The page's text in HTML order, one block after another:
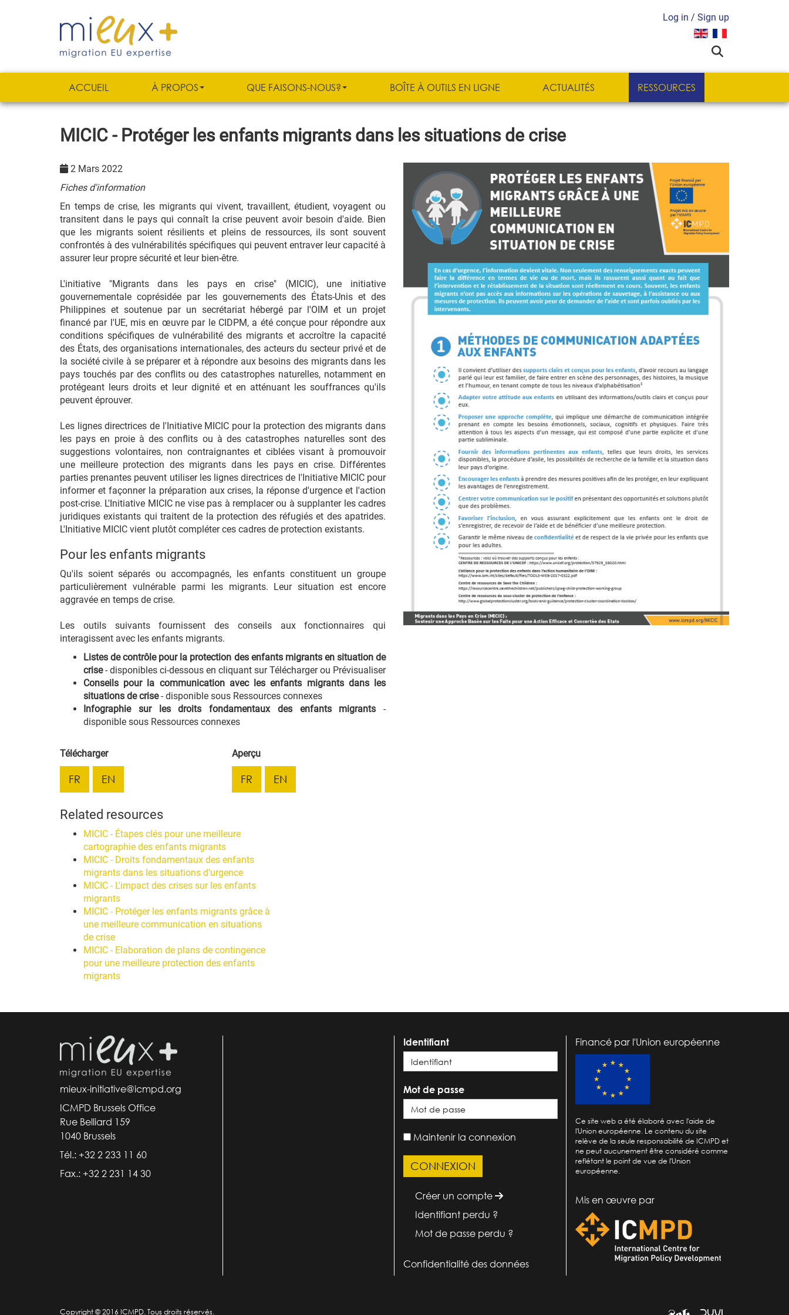
Log in / Sign up
Sélectionnez votre langue
ACCUEIL À PROPOS QUE FAISONS-NOUS? BOÎTE À OUTILS EN LIGNE ACTUALITÉS RESSOURCES
MICIC - Protéger les enfants migrants dans les situations de crise
2 Mars 2022
Fiches d'information
En temps de crise, les migrants qui vivent, travaillent, étudient, voyagent ou
transitent dans le pays qui connaît la crise peuvent avoir besoin d'aide. Bien
que les migrants soient résilients et pleins de ressources, ils sont souvent
confrontés à des vulnérabilités spécifiques qui peuvent entraver leur capacité à
assurer leur propre sécurité et leur bien-être.
L'initiative "Migrants dans les pays en crise" (MICIC), une initiative
gouvernementale coprésidée par les gouvernements des États-Unis et des
Philippines et soutenue par un secrétariat hébergé par l'OIM et un projet
financé par l'UE, mis en œuvre par le CIDPM, a été conçue pour répondre aux
conditions spécifiques de vulnérabilité des migrants et accroître la capacité
des États, des organisations internationales, des acteurs du secteur privé et de
la société civile à se préparer et à répondre aux besoins des migrants dans les
pays touchés par des conflits ou des catastrophes naturelles, notamment en
protégeant leurs droits et leur dignité et en atténuant les souffrances qu'ils
peuvent éprouver.
Les lignes directrices de l'Initiative MICIC pour la protection des migrants dans
les pays en proie à des conflits ou à des catastrophes naturelles sont des
suggestions volontaires, non contraignantes et ciblées visant à promouvoir
une meilleure protection des migrants dans les pays en crise. Différentes
parties prenantes peuvent utiliser les lignes directrices de l'Initiative MICIC pour
informer et façonner la préparation aux crises, la réponse d'urgence et l'action
post-crise. L'Initiative MICIC ne vise pas à remplacer ou à supplanter les cadres
juridiques existants qui traitent de la protection des réfugiés et des apatrides.
L'Initiative MICIC vient plutôt compléter ces cadres de protection existants.
Pour les enfants migrants
Qu'ils soient séparés ou accompagnés, les enfants constituent un groupe
particulièrement vulnérable parmi les migrants. Leur situation est encore
aggravée en temps de crise.
Les outils suivants fournissent des conseils aux fonctionnaires qui
interagissent avec les enfants migrants.
Listes de contrôle pour la protection des enfants migrants en situation de
crise- disponibles ci-dessous en cliquant sur Télécharger ou Prévisualiser
Conseils pour la communication avec les enfants migrants dans les
situations de crise- disponible sous Ressources connexes
Infographie sur les droits fondamentaux des enfants migrants -
disponible sous Ressources connexes
Télécharger
FR EN
Aperçu
FR EN
Related resources
MICIC - Étapes clés pour une meilleure
cartographie des enfants migrants
MICIC - Droits fondamentaux des enfants
migrants dans les situations d'urgence
MICIC - L'impact des crises sur les enfants
migrants
MICIC - Protéger les enfants migrants grâce à
une meilleure communication en situations
de crise
MICIC - Elaboration de plans de contingence
pour une meilleure protection des enfants
migrants
mieux-initiative@icmpd.org
ICMPD Brussels Office
Rue Belliard 159
1040 Brussels
Tél.: +32 2 233 11 60
Fax.: +32 2 231 14 30
Identifiant
Mot de passe
Maintenir la connexion
Créer un compte
Identifiant perdu ?
Mot de passe perdu ?
Confidentialité des données
Financé par l'Union européenne
Ce site web a été élaboré avec l'aide de
l'Union européenne. Le contenu du site
relève de la seule responsabilité de ICMPD et
ne peut aucunement être considéré comme
reflétant le point de vue de l'Union
européenne.
Mis en œuvre par
Copyright © 2016 ICMPD. Tous droits réservés.